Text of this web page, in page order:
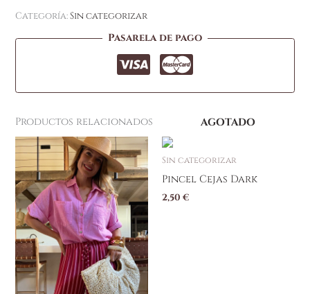
Categoría:Sin categorizar
Pasarela de pago
Productos relacionados AGOTADO
Sin categorizar
Pincel Cejas Dark
2,50€